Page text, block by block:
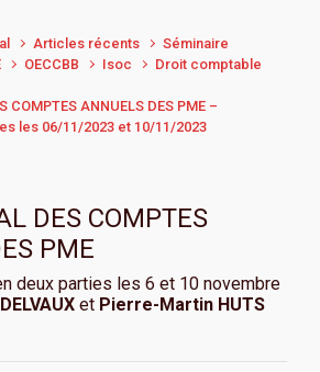
Articles récents
Séminaire
OECCBB Isoc
Droit comptable
COMPTES ANNUELS DES PME –
les 06/11/2023 et 10/11/2023
DES COMPTES
PME
deux parties les 6 et 10 novembre
et Pierre-Martin HUTS